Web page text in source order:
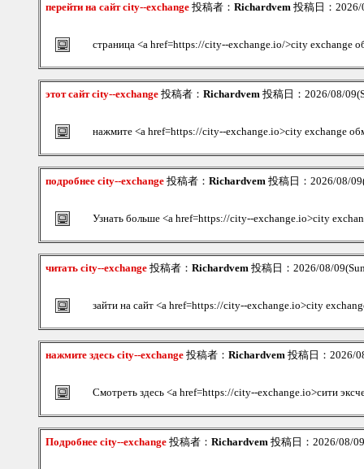
перейти на сайт city--exchange 投稿者： Richardvem 投稿日：
страница <a href=https://city--exchange.io/>city exchange
этот сайт city--exchange 投稿者： Richardvem 投稿日：2026/08/
нажмите <a href=https://city--exchange.io>city exchange
подробнее city--exchange 投稿者： Richardvem 投稿日：2026/08/
Узнать больше <a href=https://city--exchange.io>city
читать city--exchange 投稿者： Richardvem 投稿日：2026/08/
зайти на сайт <a href=https://city--exchange.io>city
нажмите здесь city--exchange 投稿者： Richardvem 投稿日：2026/
Смотреть здесь <a href=https://city--exchange.io>сити
Подробнее city--exchange 投稿者： Richardvem 投稿日：2026/08/